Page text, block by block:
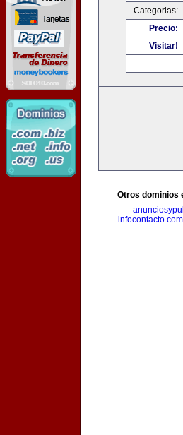
Categorias:
Precio:
Visitar!
Otros dominios
infocontacto.com